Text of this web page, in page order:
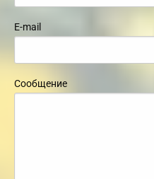
E-mail
Сообщение